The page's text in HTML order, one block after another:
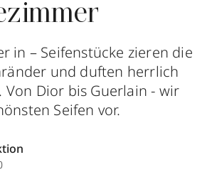
in – Seifenstücke zieren die
und duften herrlich
Von Dior bis Guerlain - wir
Seifen vor.